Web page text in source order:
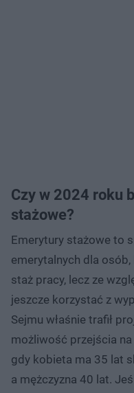
Czy w 2024 roku
stażowe?
Emerytury stażowe to
emerytalnych dla
staż pracy, lecz ze
jeszcze korzystać z
Sejmu właśnie trafił
możliwość przejścia
gdy kobieta ma 35 lat
a mężczyzna 40 lat.